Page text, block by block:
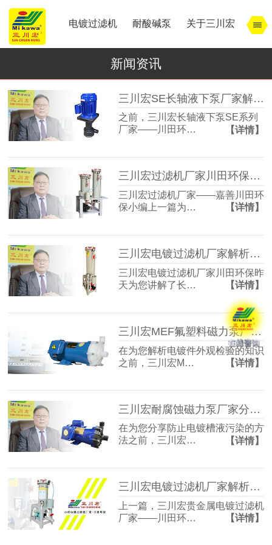
电镀过滤机 耐酸碱泵 关于三川宏
新闻资讯
三川宏SE长轴液下泵厂家解析电镀镀铬时间和镀后处理
之前，三川宏长轴液下泵SE系列
厂家——川田环…
【详情】
三川宏过滤机厂家川田环保解析宁波余姚镇北工业园模式
三川宏过滤机厂家——嘉善川田环
保小编上一篇为…
【详情】
三川宏电镀过滤机厂家解析宁波余姚镇北工业园区的特点
三川宏电镀过滤机厂家川田环保昨
天为您讲解了长…
【详情】
三川宏MEF氟塑料磁力泵厂家解析电镀件外观检验的知识
在为您解析电镀件外观检验的知识
之前，三川宏M…
【详情】
三川宏耐腐蚀磁力泵厂家分享防止电镀槽液污染的方法
在为您分享防止电镀槽液污染的方
法之前，三川宏…
【详情】
三川宏电镀过滤机厂家解析电刷镀技术工艺流程
上一篇，三川宏贵金属电镀过滤机
厂家——川田环…
【详情】